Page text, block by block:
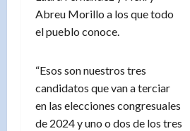
Abreu Morillo a los que todo
el pueblo conoce.
“Esos son nuestros tres
candidatos que van a terciar
en las elecciones congresuales
de 2024 y uno o dos de los tres